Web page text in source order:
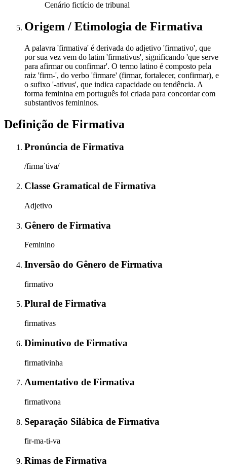
Cenário fictício de tribunal
Origem / Etimologia de Firmativa
A palavra 'firmativa' é derivada do adjetivo 'firmativo', que
por sua vez vem do latim 'firmativus', significando 'que serve
para afirmar ou confirmar'. O termo latino é composto pela
raiz 'firm-', do verbo 'firmare' (firmar, fortalecer, confirmar), e
o sufixo '-ativus', que indica capacidade ou tendência. A
forma feminina em português foi criada para concordar com
substantivos femininos.
Definição de Firmativa
Pronúncia de Firmativa
/fiɾmaˈtiva/
Classe Gramatical de Firmativa
Adjetivo
Gênero de Firmativa
Feminino
Inversão do Gênero de Firmativa
firmativo
Plural de Firmativa
firmativas
Diminutivo de Firmativa
firmativinha
Aumentativo de Firmativa
firmativona
Separação Silábica de Firmativa
fir-ma-ti-va
Rimas de Firmativa